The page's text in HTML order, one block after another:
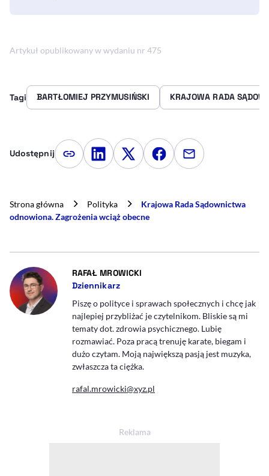
Artykuł opublikowany w wydaniu nr 475
Tagi BARTŁOMIEJ PRZYMUSIŃSKI KRAJOWA RADA
Udostępnij Kopiuj link artykułu
Udostępnij na LinkedIn
Udostępnij na Twitterze
Udostępnij na
Udostępnij
Strona główna Polityka
Krajowa Rada Sądownictwa
odnowiona. Zagrożenia wciąż obecne
RAFAŁ MROWICKI- AUTOR ARTYKUŁU - PROFIL
Dziennikarz
Piszę o polityce i sprawach społecznych i chcę jak
najlepiej przybliżać je czytelnikom. Bliskie są mi
tematy dot. zdrowia psychicznego. Lubię
rozmawiać. Poza pracą trenuję karate, biegam i
dużo czytam. Moją największą pasją jest muzyka,
zwłaszcza ta ciężka.
rafal.mrowicki@xyz.pl